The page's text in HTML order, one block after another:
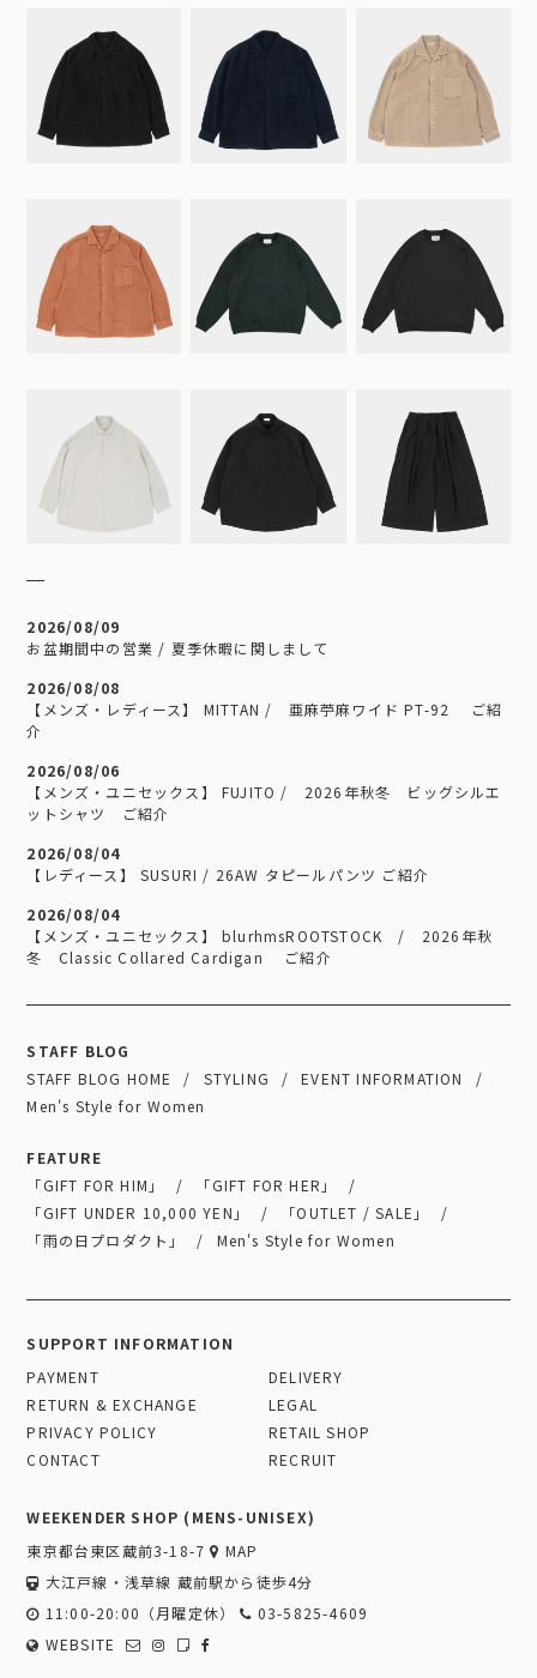
2026/08/09
お盆期間中の営業 / 夏季休暇に関しまして
2026/08/08
【メンズ・レディース】 MITTAN / 亜麻苧麻ワイド PT-92 ご紹
介
2026/08/06
【メンズ・ユニセックス】 FUJITO / 2026年秋冬 ビッグシルエ
ットシャツ ご紹介
2026/08/04
【レディース】 SUSURI / 26AW タピールパンツ ご紹介
2026/08/04
【メンズ・ユニセックス】 blurhmsROOTSTOCK / 2026年秋
冬 Classic Collared Cardigan ご紹介
STAFF BLOG
STAFF BLOG HOME
STYLING
EVENT INFORMATION
Men's Style for Women
FEATURE
「GIFT FOR HIM」
「GIFT FOR HER」
「GIFT UNDER 10,000 YEN」
「OUTLET / SALE」
「雨の日プロダクト」
Men's Style for Women
SUPPORT INFORMATION
PAYMENT
DELIVERY
RETURN & EXCHANGE
LEGAL
PRIVACY POLICY
RETAIL SHOP
CONTACT
RECRUIT
WEEKENDER SHOP (MENS-UNISEX)
東京都台東区蔵前3-18-7
MAP
大江戸線・浅草線 蔵前駅から徒歩4分
11:00-20:00（月曜定休）
03-5825-4609
WEBSITE